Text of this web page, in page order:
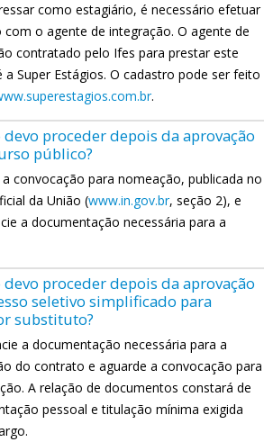
como estagiário, é necessário efetuar
com o agente de integração. O agente de
contratado pelo Ifes para prestar este
a Super Estágios. O cadastro pode ser feito
.
devo proceder depois da aprovação
público?
convocação para nomeação, publicada no
da União (www.in.gov.br, seção 2), e
a documentação necessária para a
devo proceder depois da aprovação
seletivo simplificado para
substituto?
a documentação necessária para a
do contrato e aguarde a convocação para
A relação de documentos constará de
pessoal e titulação mínima exigida